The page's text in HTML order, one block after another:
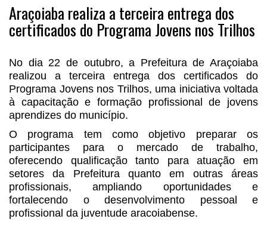
Araçoiaba realiza a terceira entrega dos
certificados do Programa Jovens nos Trilhos
No dia 22 de outubro, a Prefeitura de Araçoiaba
realizou a terceira entrega dos certificados do
Programa Jovens nos Trilhos, uma iniciativa voltada
à capacitação e formação profissional de jovens
aprendizes do município.
O programa tem como objetivo preparar os
participantes para o mercado de trabalho,
oferecendo qualificação tanto para atuação em
setores da Prefeitura quanto em outras áreas
profissionais, ampliando oportunidades e
fortalecendo o desenvolvimento pessoal e
profissional da juventude aracoiabense.